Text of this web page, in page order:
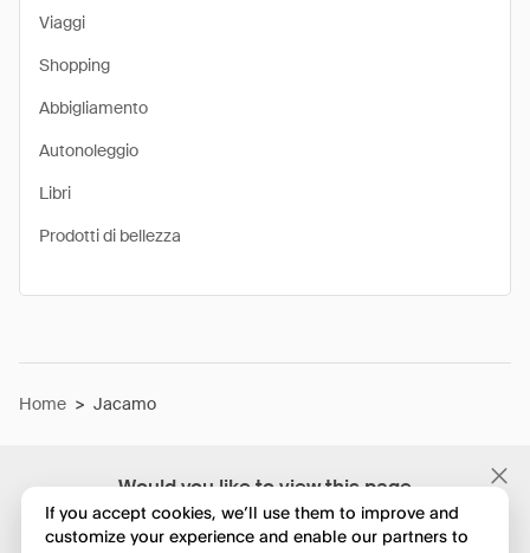
Would you like to view this page
in English?
Viaggi
Shopping
Abbigliamento
Autonoleggio
Libri
Prodotti di bellezza
Home > Jacamo
If you accept cookies, we’ll use them to improve and
customize your experience and enable our partners to